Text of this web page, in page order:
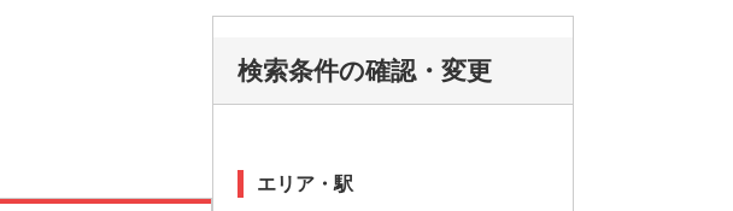
検索条件の確認・変更
エリア・駅